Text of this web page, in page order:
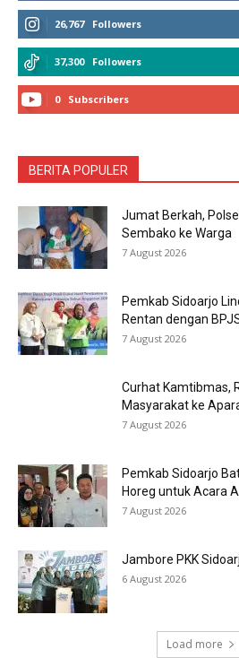
26,767 Followers
37,300 Followers
0 Subscribers
BERITA POPULER
Jumat Berkah,
Sembako ke Warga
7 August 2026
Pemkab Sidoarjo
Rentan dengan
7 August 2026
Curhat Kamtibmas,
Masyarakat ke
7 August 2026
Pemkab Sidoarjo
Horeg untuk Acara
7 August 2026
Jambore PKK
6 August 2026
Load more